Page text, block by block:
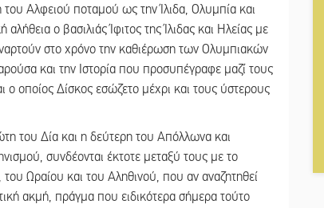
Αλφειού ποταμού ως την Ίλιδα, Ολυμπία και
ο βασιλιάς Ίφιτος της Ίλιδας και Ηλείας με
στο χρόνο την καθιέρωση των Ολυμπιακών
και την Ιστορία που προσυπέγραφε μαζί τους
οποίος Δίσκος εσώζετο μέχρι και τους ύστερους
του Δία και η δεύτερη του Απόλλωνα και
συνδέονται έκτοτε μεταξύ τους με το
Ωραίου και του Αληθινού, που αν αναζητηθεί
ακμή, πράγμα που ειδικότερα σήμερα τούτο